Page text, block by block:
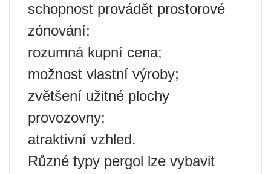
schopnost provádět prostorové
zónování;
rozumná kupní cena;
možnost vlastní výroby;
zvětšení užitné plochy
provozovny;
atraktivní vzhled.
Různé typy pergol lze vybavit